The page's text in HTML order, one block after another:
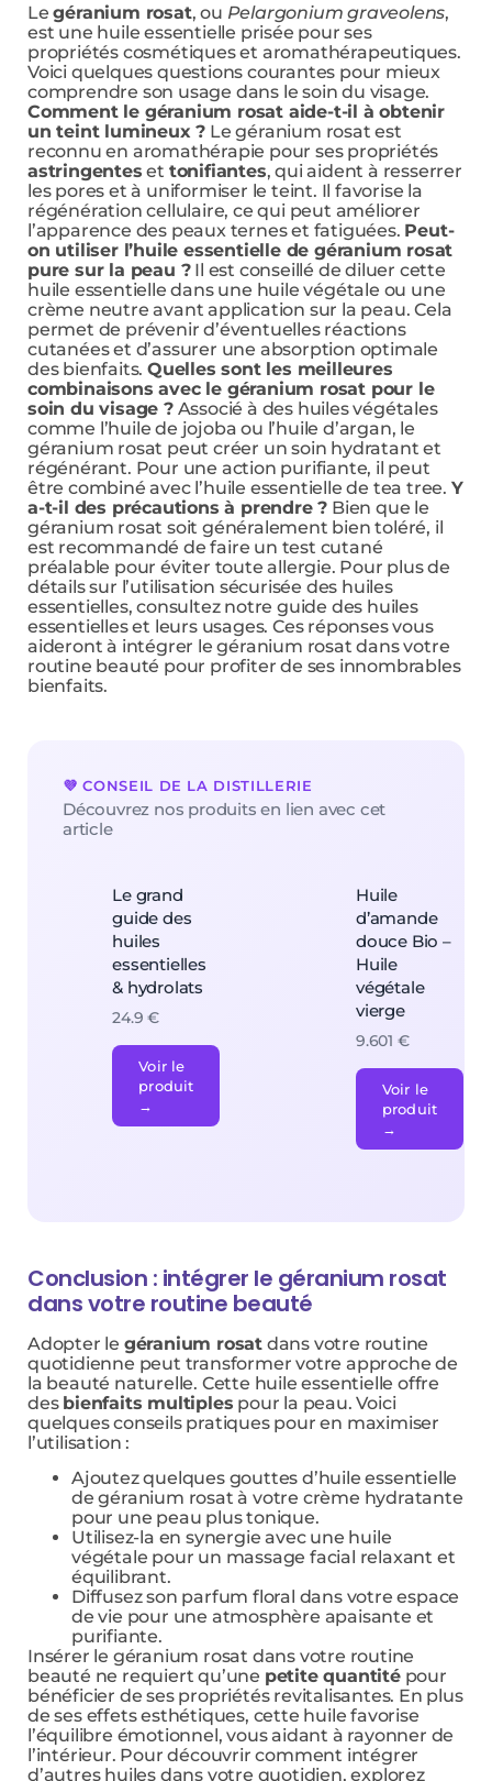
Legéranium rosat, ou Pelargonium graveolens,
est une huile essentielle prisée pour ses
propriétés cosmétiques et aromathérapeutiques.
Voici quelques questions courantes pour mieux
comprendre son usage dans le soin du visage.
Comment le géranium rosat aide-t-il à obtenir
un teint lumineux ? Le géranium rosat est
reconnu en aromathérapie pour ses propriétés
astringentes et tonifiantes, qui aident à resserrer
les pores et à uniformiser le teint. Il favorise la
régénération cellulaire, ce qui peut améliorer
l’apparence des peaux ternes et fatiguées. Peut-
on utiliser l’huile essentielle de géranium rosat
pure sur la peau ?Il est conseillé de diluer cette
huile essentielle dans une huile végétale ou une
crème neutre avant application sur la peau. Cela
permet de prévenir d’éventuelles réactions
cutanées et d’assurer une absorption optimale
des bienfaits.Quelles sont les meilleures
combinaisons avec le géranium rosat pour le
soin du visage ?Associé à des huiles végétales
comme l’huile de jojoba ou l’huile d’argan, le
géranium rosat peut créer un soin hydratant et
régénérant. Pour une action purifiante, il peut
être combiné avec l’huile essentielle de tea tree. Y
a-t-il des précautions à prendre ? Bien que le
géranium rosat soit généralement bien toléré, il
est recommandé de faire un test cutané
préalable pour éviter toute allergie. Pour plus de
détails sur l’utilisation sécurisée des huiles
essentielles, consultez notre guide des huiles
essentielles et leurs usages. Ces réponses vous
aideront à intégrer le géranium rosat dans votre
routine beauté pour profiter de ses innombrables
bienfaits.
💜 CONSEIL DE LA DISTILLERIE
Découvrez nos produits en lien avec cet
article
Le grand
guide des
huiles
essentielles
& hydrolats
24.9 €
Voir le
produit
→
Huile
d’amande
douce Bio –
Huile
végétale
vierge
9.601 €
Voir le
produit
→
Conclusion : intégrer le géranium rosat
dans votre routine beauté
Adopter le géranium rosat dans votre routine
quotidienne peut transformer votre approche de
la beauté naturelle. Cette huile essentielle offre
des bienfaits multiples pour la peau. Voici
quelques conseils pratiques pour en maximiser
l’utilisation :
Ajoutez quelques gouttes d’huile essentielle
de géranium rosat à votre crème hydratante
pour une peau plus tonique.
Utilisez-la en synergie avec une huile
végétale pour un massage facial relaxant et
équilibrant.
Diffusez son parfum floral dans votre espace
de vie pour une atmosphère apaisante et
purifiante.
Insérer le géranium rosat dans votre routine
beauté ne requiert qu’une petite quantitépour
bénéficier de ses propriétés revitalisantes. En plus
de ses effets esthétiques, cette huile favorise
l’équilibre émotionnel, vous aidant à rayonner de
l’intérieur. Pour découvrir comment intégrer
d’autres huiles dans votre quotidien, explorez